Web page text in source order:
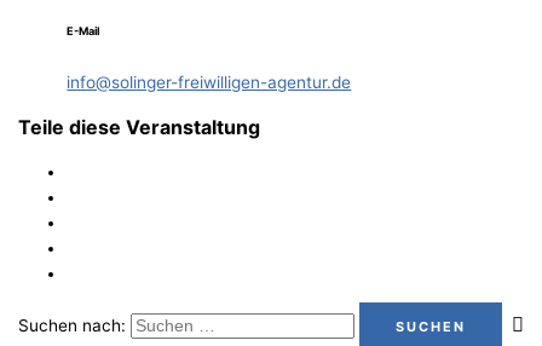
E-Mail
info@solinger-freiwilligen-agentur.de
Teile diese Veranstaltung
Suchen nach: